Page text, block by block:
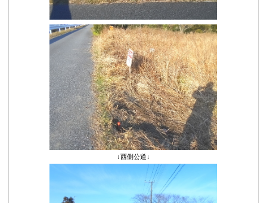
↓西側公道↓